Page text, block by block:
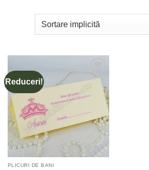
Reduceri!
Add to
wishlist
PLICURI DE BANI